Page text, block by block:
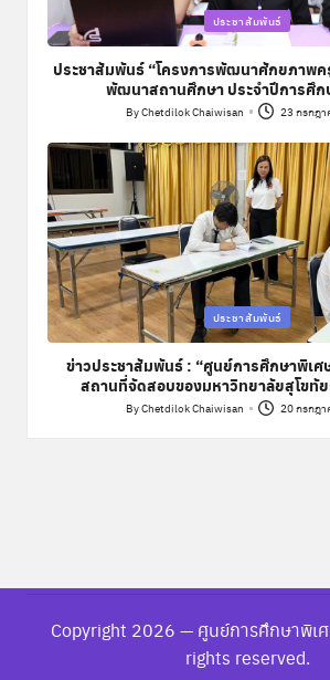
Posted
in
ประชาสัมพันธ์
ประชาสัมพันธ์ “โครงการพัฒนาศักยภาพค
พัฒนาสถานศึกษา ประจำปีการศึก
Posted
by
ByChetdilok Chaiwisan 23 กรกฎ
Posted
in
ประชาสัมพันธ์
ข่าวประชาสัมพันธ์ : “ศูนย์การศึกษาพิเศ
สถานที่จัดสอบของมหาวิทยาลัยสุโขทั
Posted
ByChetdilok Chaiwisan 20 กรกฎ
Copyright 2026 — ศูนย์การศึกษาพิเ
rights reserved.